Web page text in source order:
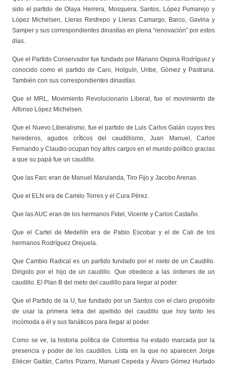
sido el partido de Olaya Herrera, Mosquera, Santos, López Pumarejo y
López Michelsen, Lleras Restrepo y Lleras Camargo, Barco, Gaviria y
Samper y sus correspondientes dinastías en plena “renovación” por estos
días.
Que el Partido Conservador fue fundado por Mariano Ospina Rodríguez y
conocido como el partido de Caro, Holguín, Uribe, Gómez y Pastrana.
También con sus correspondientes dinastías.
Que el MRL, Movimiento Revolucionario Liberal, fue el movimiento de
Alfonso López Michelsen.
Que el Nuevo Liberalismo, fue el partido de Luis Carlos Galán cuyos tres
herederos, agudos críticos del caudillismo, Juan Manuel, Carlos
Fernando y Claudio ocupan hoy altos cargos en el mundo político gracias
a que su papá fue un caudillo.
Que las Farc eran de Manuel Marulanda, Tiro Fijo y Jacobo Arenas.
Que el ELN era de Camilo Torres y el Cura Pérez.
Que las AUC eran de los hermanos Fidel, Vicente y Carlos Castaño.
Que el Cartel de Medellín era de Pablo Escobar y el de Cali de los
hermanos Rodríguez Orejuela.
Que Cambio Radical es un partido fundado por el nieto de un Caudillo.
Dirigido por el hijo de un caudillo. Que obedece a las órdenes de un
caudillo. El Plan B del nieto del caudillo para llegar al poder.
Que el Partido de la U, fue fundado por un Santos con el claro propósito
de usar la primera letra del apellido del caudillo que hoy tanto les
incómoda a él y sus fanáticos para llegar al poder.
Como se ve, la historia política de Colombia ha estado marcada por la
presencia y poder de los caudillos. Lista en la que no aparecen Jorge
Eliécer Gaitán, Carlos Pizarro, Manuel Cepeda y Álvaro Gómez Hurtado